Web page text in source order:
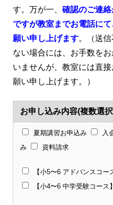
す。万が一、 確認のご連
ですが教室までお電話に
願い申し上げます。（送
ない場合には、お手数を
いませんが、教室には直
願い申し上げます。）
お申し込み内容(複数選
夏期講習お申込み 入
み
資料請求
【小5〜6 アドバンスコ
【小4〜6 中学受験コー